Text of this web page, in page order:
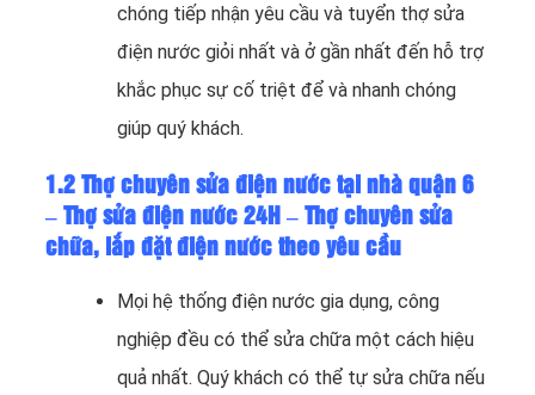
chóng tiếp nhận yêu cầu và tuyển thợ sửa
điện nước giỏi nhất và ở gần nhất đến hỗ trợ
khắc phục sự cố triệt để và nhanh chóng
giúp quý khách.
1.2 Thợ chuyên sửa điện nước tại nhà quận 6
– Thợ sửa điện nước 24H – Thợ chuyên sửa
chữa, lắp đặt điện nước theo yêu cầu
Mọi hệ thống điện nước gia dụng, công
nghiệp đều có thể sửa chữa một cách hiệu
quả nhất. Quý khách có thể tự sửa chữa nếu